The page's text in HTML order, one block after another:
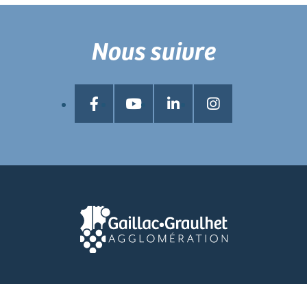
Nous suivre